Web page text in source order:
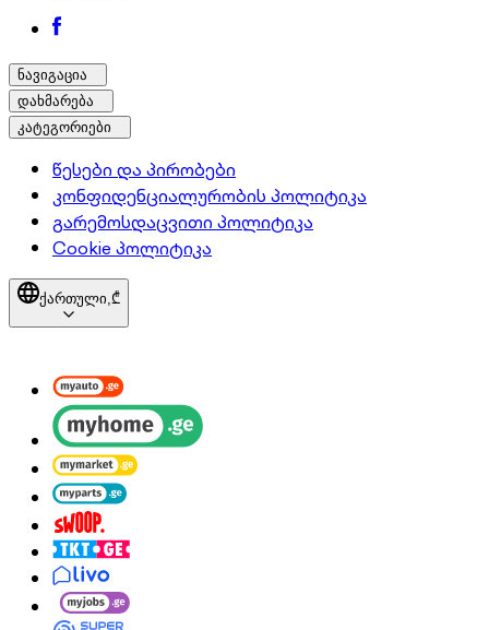
ნავიგაცია
დახმარება
კატეგორიები
წესები და პირობები
კონფიდენციალურობის პოლიტიკა
გარემოსდაცვითი პოლიტიკა
Cookie პოლიტიკა
ქართული, ₾